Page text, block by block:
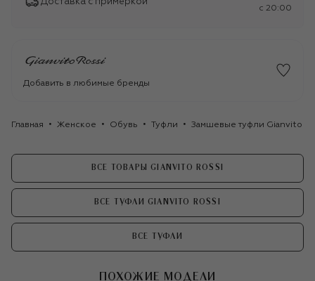
Доставка с примеркой
c 20:00
Добавить в любимые бренды
Главная Женское Обувь Туфли Замшевые туфли Gianvito
ВСЕ ТОВАРЫ GIANVITO ROSSI
ВСЕ ТУФЛИ GIANVITO ROSSI
ВСЕ ТУФЛИ
ПОХОЖИЕ МОДЕЛИ